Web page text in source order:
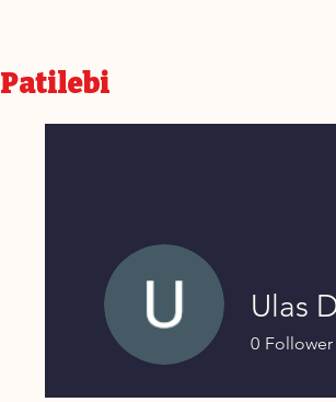
Patilebi
Ulas
0 Follower